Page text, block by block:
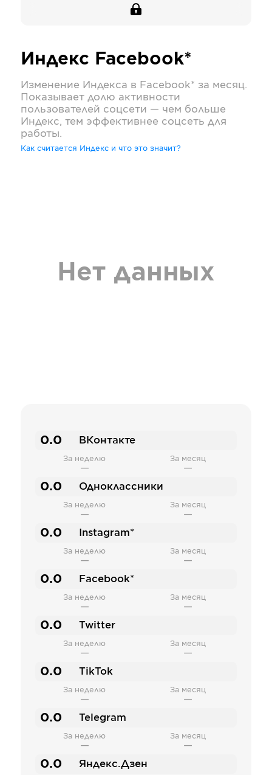
Индекс Facebook*
Изменение Индекса в Facebook* за месяц.
Показывает долю активности
пользователей соцсети — чем больше
Индекс, тем эффективнее соцсеть для
работы.
Как считается Индекс и что это значит?
Нет данных
0.0 ВКонтакте
За неделю
—
За месяц
—
0.0 Одноклассники
За неделю
—
За месяц
—
0.0 Instagram*
За неделю
—
За месяц
—
0.0 Facebook*
За неделю
—
За месяц
—
0.0 Twitter
За неделю
—
За месяц
—
0.0 TikTok
За неделю
—
За месяц
—
0.0 Telegram
За неделю
—
За месяц
—
0.0 Яндекс.Дзен